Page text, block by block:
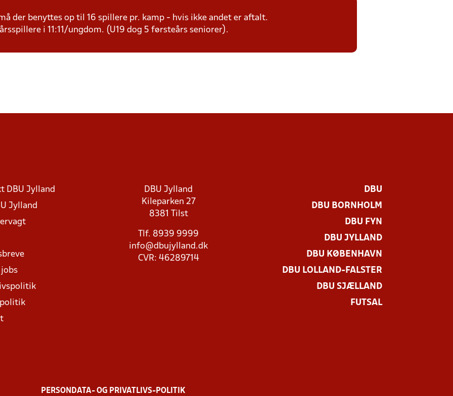
der benyttes op til 16 spillere pr. kamp - hvis ikke andet er aftalt.
i 11:11/ungdom. (U19 dog 5 førsteårs seniorer).
DBU Jylland
Jylland
jobs
DBU Jylland
Kileparken 27
8381 Tilst
Tlf. 8939 9999
info@dbujylland.dk
CVR: 46289714
DBU
DBU BORNHOLM
DBU FYN
DBU JYLLAND
DBU KØBENHAVN
DBU LOLLAND-FALSTER
DBU SJÆLLAND
FUTSAL
PERSONDATA- OG PRIVATLIVS-POLITIK